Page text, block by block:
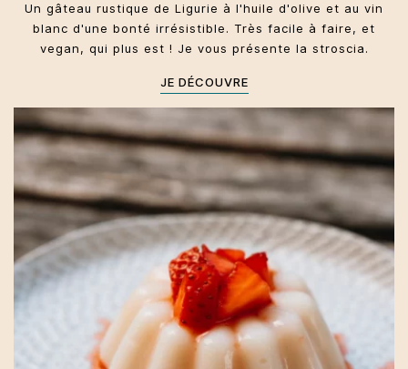
Un gâteau rustique de Ligurie à l'huile d'olive et au vin
blanc d'une bonté irrésistible. Très facile à faire, et
vegan, qui plus est ! Je vous présente la stroscia.
JE DÉCOUVRE
Sicile
Dolci
Toute l'année